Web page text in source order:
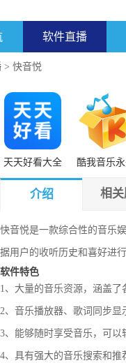
软件直播
> 快音悦
天天好看大全
酷我音乐永
vip播放器下
介绍 相
快音悦是一款综合性的音乐
据用户的收听历史和喜好进
软件特色
1、大量的音乐资源，涵盖了
2、音乐播放器、歌词同步显
3、能够随时享受音乐，可以
4、具有强大的音乐搜索和推